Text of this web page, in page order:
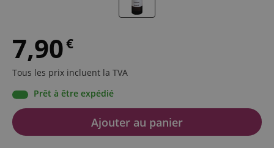
7,90€
Tous les prix incluent la TVA
Prêt à être expédié
Ajouter au panier